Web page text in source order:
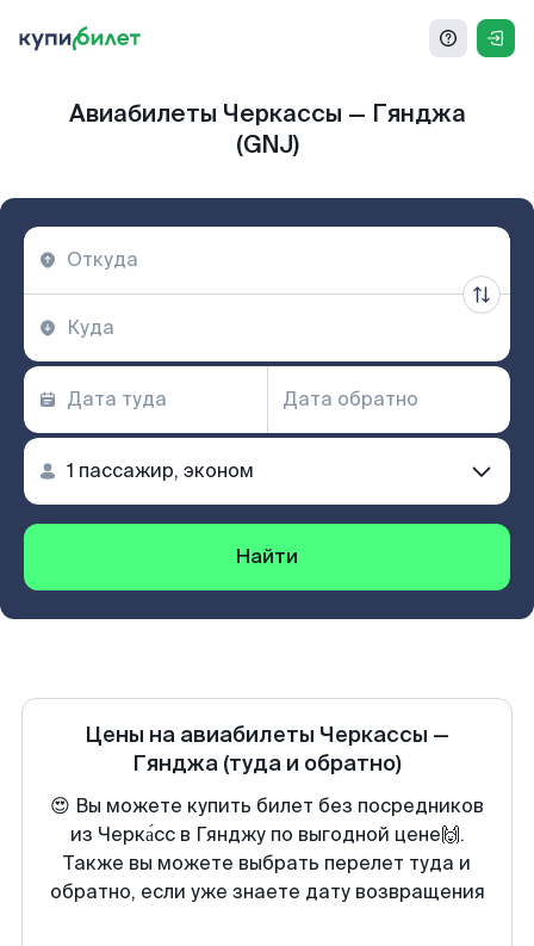
Авиабилеты Черкассы — Гянджа
(GNJ)
Найти
Цены на авиабилеты Черкассы —
Гянджа (туда и обратно)
😍 Вы можете купить билет без посредников
из Черка́сс в Гянджу по выгодной цене🙌.
Также вы можете выбрать перелет туда и
обратно, если уже знаете дату возвращения